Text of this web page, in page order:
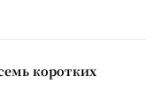
коротких